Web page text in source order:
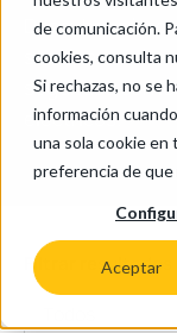
de comunicación.
cookies, consulta
Si rechazas, no se
información
una sola cookie en
preferencia de
Aceptar
Descubre
sus
seguridad con
eléctricos.
Filtrar resultados